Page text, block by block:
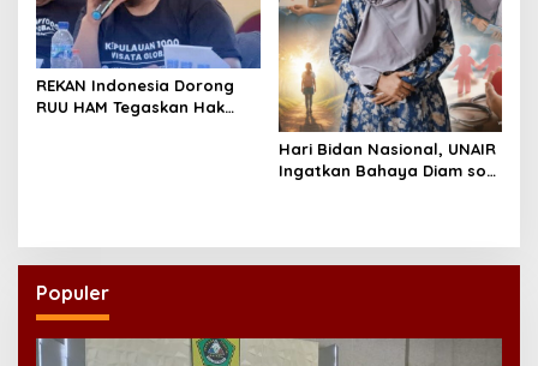
REKAN Indonesia Dorong
RUU HAM Tegaskan Hak
Hari Bidan Nasional, UNAIR
Ingatkan Bahaya Diam soal
Populer